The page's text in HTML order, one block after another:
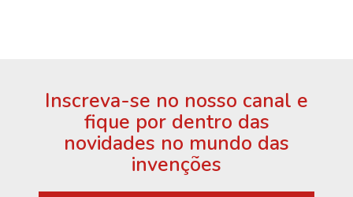
Inscreva-se no nosso canal e
fique por dentro das
novidades no mundo das
invenções